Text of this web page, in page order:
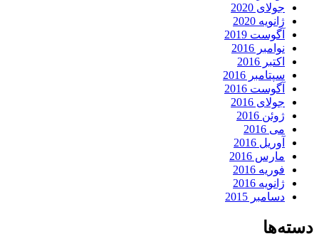
جولای 2020
ژانویه 2020
آگوست 2019
نوامبر 2016
اکتبر 2016
سپتامبر 2016
آگوست 2016
جولای 2016
ژوئن 2016
می 2016
آوریل 2016
مارس 2016
فوریه 2016
ژانویه 2016
دسامبر 2015
دسته‌ها